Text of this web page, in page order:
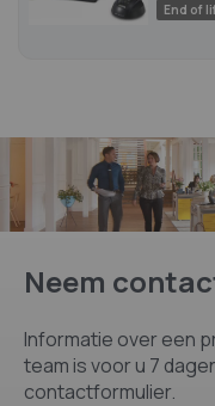
End of
Neem
Informatie over een
team is voor u 7
contactformulier.